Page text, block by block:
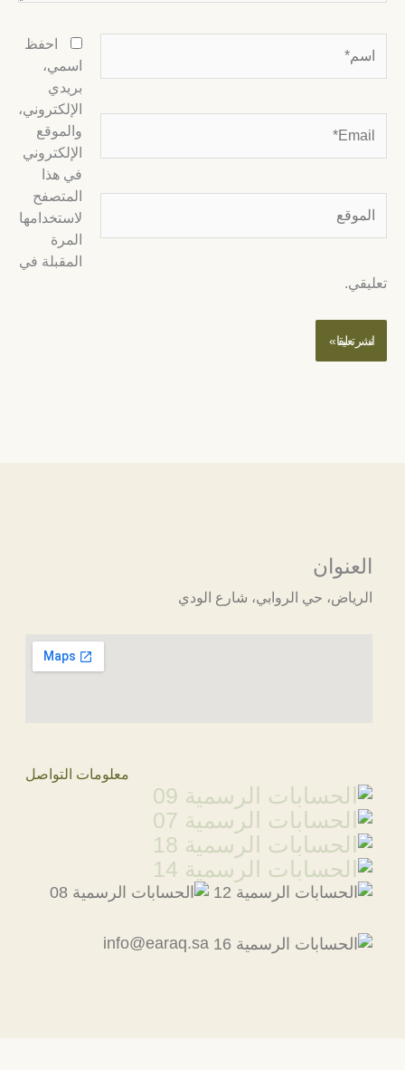
احفظ
اسمي،
بريدي
الإلكتروني،
والموقع
الإلكتروني
في هذا
المتصفح
لاستخدامها
المرة
المقبلة في
العنوان
الرياض، حي الروابي، شارع الودي
معلومات التواصل